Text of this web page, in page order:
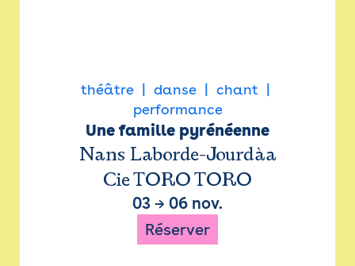
théâtre danse
chant
performance
Une famille pyrénéenne
Nans Laborde-Jourdàa
Cie TORO TORO
03 → 06 nov.
Réserver